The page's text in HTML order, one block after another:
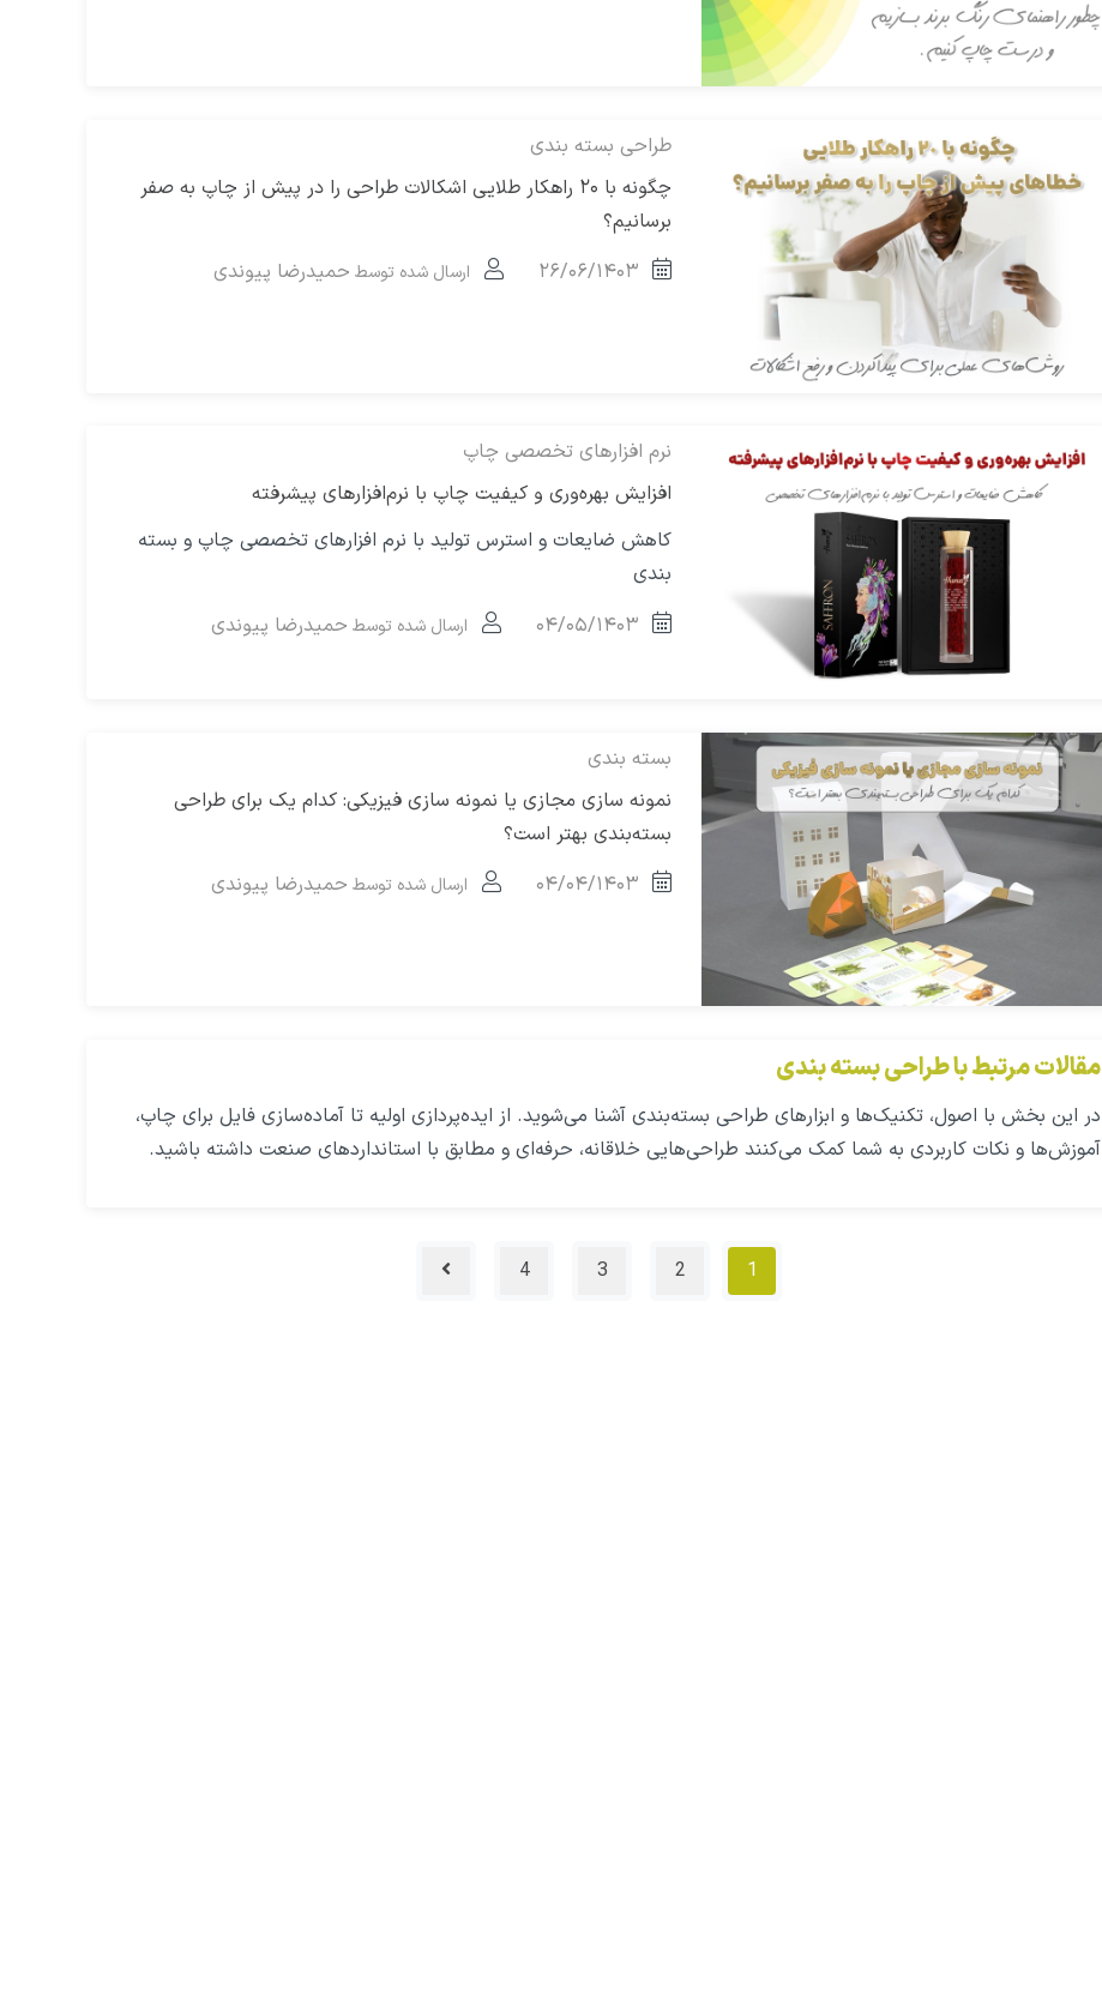
طراحی بسته بندی
چگونه با ۲۰ راهکار طلایی اشکالات طراحی را در پیش از چاپ به صفر
برسانیم؟
۲۶/۰۶/۱۴۰۳
ارسال شده توسط حمیدرضا پیوندی
نرم افزارهای تخصصی چاپ
افزایش بهره‌وری و کیفیت چاپ با نرم‌افزارهای پیشرفته
کاهش ضایعات و استرس تولید با نرم افزارهای تخصصی چاپ و بسته
بندی
۰۴/۰۵/۱۴۰۳
ارسال شده توسط حمیدرضا پیوندی
بسته بندی
نمونه‌ سازی مجازی یا نمونه‌ سازی فیزیکی: کدام یک برای طراحی
بسته‌بندی بهتر است؟
۰۴/۰۴/۱۴۰۳
ارسال شده توسط حمیدرضا پیوندی
مقالات مرتبط با طراحی بسته بندی
در این بخش با اصول، تکنیک‌ها و ابزارهای طراحی بسته‌بندی آشنا می‌شوید. از ایده‌پردازی اولیه تا آماده‌سازی فایل برای چاپ،
آموزش‌ها و نکات کاربردی به شما کمک می‌کنند طراحی‌هایی خلاقانه، حرفه‌ای و مطابق با استانداردهای صنعت داشته باشید.
1
2
3
4